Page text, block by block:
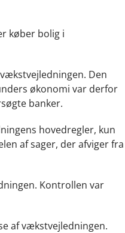
køber bolig i
Den
økonomi var derfor
banker.
hovedregler, kun
af sager, der afviger fra
Kontrollen var
af vækstvejledningen.